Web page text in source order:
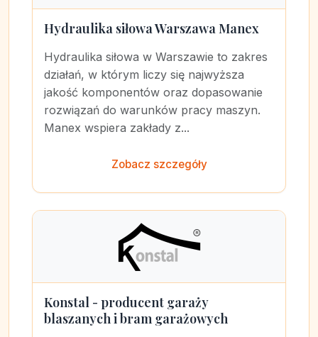
Hydraulika siłowa Warszawa Manex
Hydraulika siłowa w Warszawie to zakres
działań, w którym liczy się najwyższa
jakość komponentów oraz dopasowanie
rozwiązań do warunków pracy maszyn.
Manex wspiera zakłady z...
Zobacz szczegóły
Konstal - producent garaży
blaszanych i bram garażowych